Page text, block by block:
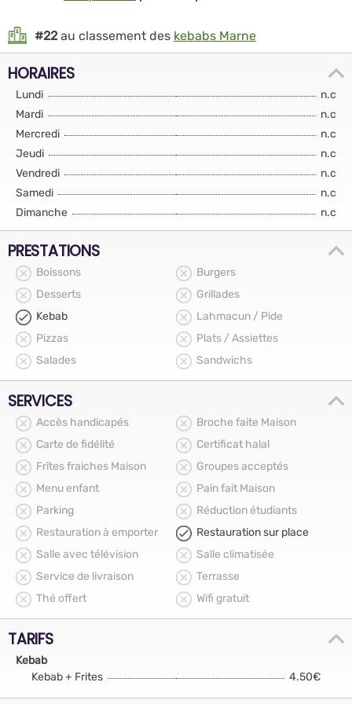
#22au classement des kebabs Marne
HORAIRES
Lundi
n.c
Mardi
n.c
Mercredi
n.c
Jeudi
n.c
Vendredi
n.c
Samedi
n.c
Dimanche
n.c
PRESTATIONS
Boissons
Burgers
Desserts
Grillades
Kebab
Lahmacun / Pide
Pizzas
Plats / Assiettes
Salades
Sandwichs
SERVICES
Accès handicapés
Broche faite Maison
Carte de fidélité
Certificat halal
Frîtes fraiches Maison
Groupes acceptés
Menu enfant
Pain fait Maison
Parking
Réduction étudiants
Restauration à emporter
Restauration sur place
Salle avec télévision
Salle climatisée
Service de livraison
Terrasse
Thé offert
Wifi gratuit
TARIFS
Kebab
Kebab + Frites
4.50€